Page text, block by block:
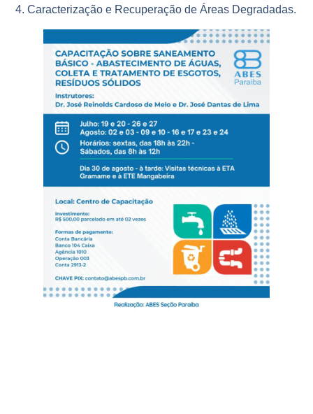
4. Caracterização e Recuperação de Áreas Degradadas.